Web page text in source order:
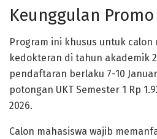
Keunggulan
Program ini khusus untuk calon
kedokteran di tahun akademik
pendaftaran berlaku 7-10
potongan UKT Semester 1 Rp
2026.
Calon mahasiswa wajib